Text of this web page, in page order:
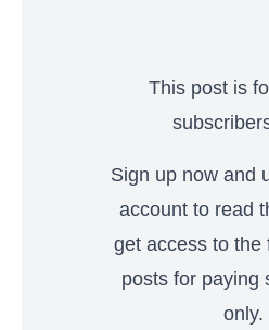
This post is
Sign up now and
account to read
get access to the
posts for paying
only.